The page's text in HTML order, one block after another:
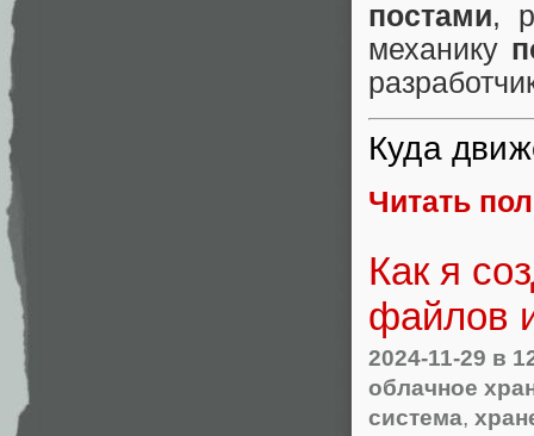
постами,
механику
Куда
Читать
Как я
файлов
2024-11-29 в
облачное
система,